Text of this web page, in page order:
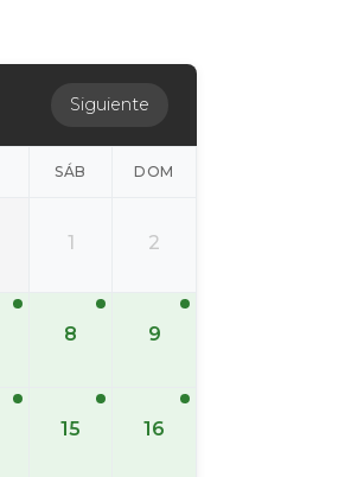
Siguiente
SÁB DOM
1 2
8 9
15 16